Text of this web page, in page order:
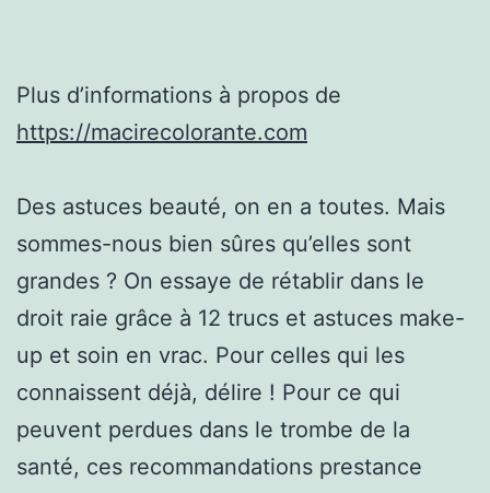
Plus d’informations à propos de
https://macirecolorante.com
Des astuces beauté, on en a toutes. Mais
sommes-nous bien sûres qu’elles sont
grandes ? On essaye de rétablir dans le
droit raie grâce à 12 trucs et astuces make-
up et soin en vrac. Pour celles qui les
connaissent déjà, délire ! Pour ce qui
peuvent perdues dans le trombe de la
santé, ces recommandations prestance